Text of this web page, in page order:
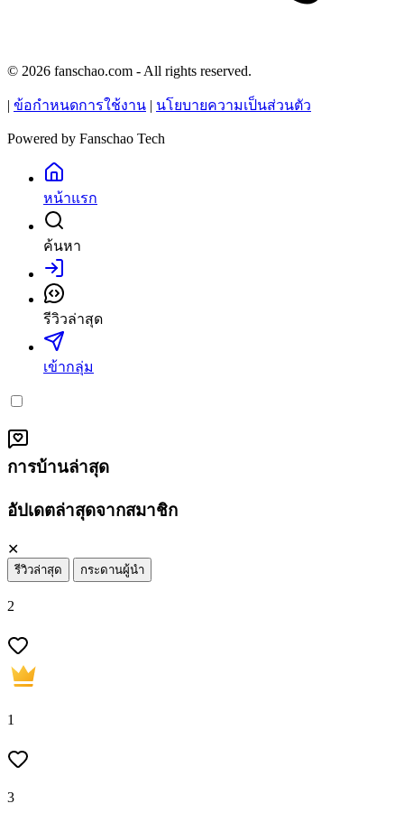
© 2026 fanschao.com - All rights reserved.
ข้อกำหนดการใช้งาน นโยบายความเป็นส่วนตัว
Powered by Fanschao Tech
หน้าแรก
ค้นหา
เข้าสู่ระบบ
รีวิวล่าสุด
เข้ากลุ่ม
การบ้านล่าสุด
อัปเดตล่าสุดจากสมาชิก
✕
รีวิวล่าสุด กระดานผู้นำ
2
1
3